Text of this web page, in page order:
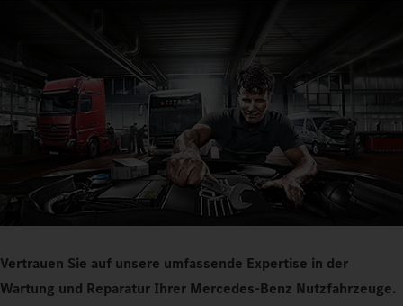
Vertrauen Sie auf unsere umfassende Expertise in der
Wartung und Reparatur Ihrer Mercedes-Benz Nutzfahrzeuge.